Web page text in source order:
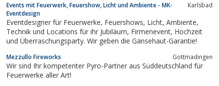
führen Perfekt inszenierte Feuerwerke durch. Vom kleinen
Geburtstagsfeuerwerk über Hochzeitsfeuerwerk bis...
Events mit Feuerwerk, Feuershow, Licht und Ambiente - MK-
Eventdesign
Karlsbad
Eventdesigner für Feuerwerke, Feuershows, Licht, Ambiente,
Technik und Locations für ihr Jubiläum, Firmenevent, Hochzeit
und Überraschungsparty. Wir geben die Gänsehaut-Garantie!
Mezzullo Fireworks Gottmadingen
Wir sind Ihr kompetenter Pyro-Partner aus Süddeutschland für
Feuerwerke aller Art!